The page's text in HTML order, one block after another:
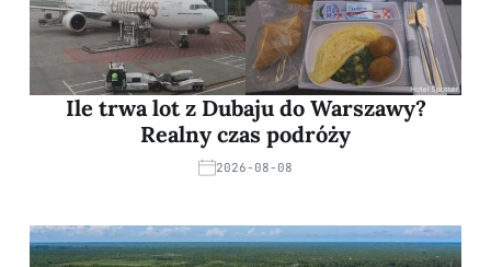
Ile trwa lot z Dubaju do Warszawy?
Realny czas podróży
2026-08-08